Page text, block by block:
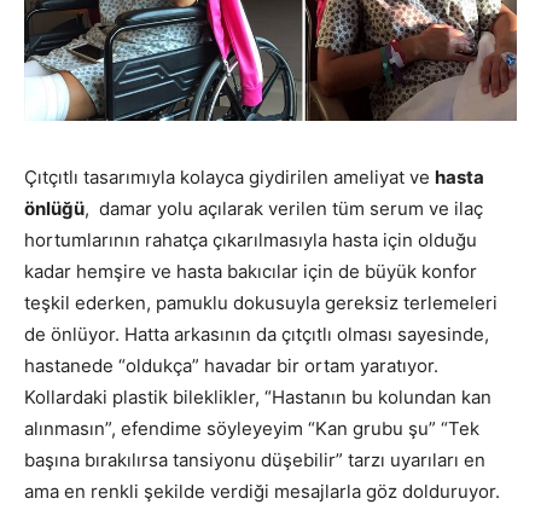
Çıtçıtlı tasarımıyla kolayca giydirilen ameliyat ve hasta
önlüğü, damar yolu açılarak verilen tüm serum ve ilaç
hortumlarının rahatça çıkarılmasıyla hasta için olduğu
kadar hemşire ve hasta bakıcılar için de büyük konfor
teşkil ederken, pamuklu dokusuyla gereksiz terlemeleri
de önlüyor. Hatta arkasının da çıtçıtlı olması sayesinde,
hastanede “oldukça” havadar bir ortam yaratıyor.
Kollardaki plastik bileklikler, “Hastanın bu kolundan kan
alınmasın”, efendime söyleyeyim “Kan grubu şu” “Tek
başına bırakılırsa tansiyonu düşebilir” tarzı uyarıları en
ama en renkli şekilde verdiği mesajlarla göz dolduruyor.